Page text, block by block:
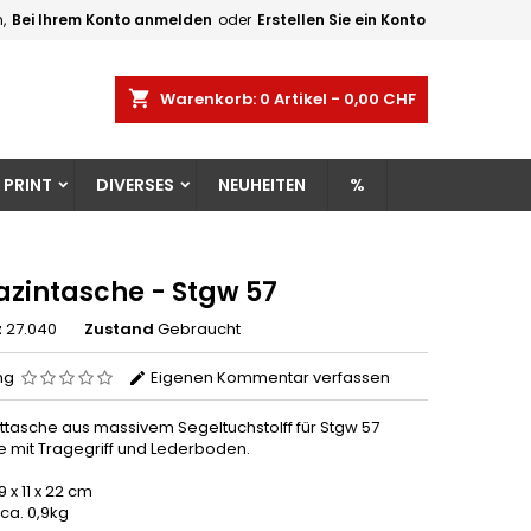
Bei Ihrem Konto anmelden oder Erstellen Sie ein Konto
shopping_cart Warenkorb: 0 Artikel - 0,00 CHF
DIVERSES NEUHEITEN %
- Stgw 57
27.040 Zustand Gebraucht
Eigenen Kommentar verfassen
aus massivem Segeltuchstolff für Stgw 57
mit Tragegriff und Lederboden.
11 x 22 cm
0,9kg